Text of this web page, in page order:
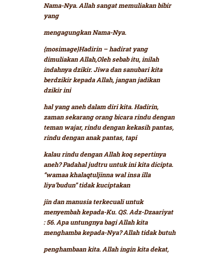
Nama-Nya. Allah sangat memuliakan bibir
yang
mengagungkan Nama-Nya.
{mosimage}Hadirin – hadirat yang
dimuliakan Allah,Oleh sebab itu, inilah
indahnya dzikir. Jiwa dan sanubari kita
berdzikir kepada Allah, jangan jadikan
dzikir ini
hal yang aneh dalam diri kita. Hadirin,
zaman sekarang orang bicara rindu dengan
teman wajar, rindu dengan kekasih pantas,
rindu dengan anak pantas, tapi
kalau rindu dengan Allah koq sepertinya
aneh? Padahal judtru untuk ini kita dicipta.
“wamaa khalaqtuljinna wal insa illa
liya’budun”tidak kuciptakan
jin dan manusia terkecuali untuk
menyembah kepada-Ku. QS. Adz-Dzaariyat
: 56.Apa untungnya bagi Allah kita
menghamba kepada-Nya? Allah tidak butuh
penghambaan kita. Allah ingin kita dekat,